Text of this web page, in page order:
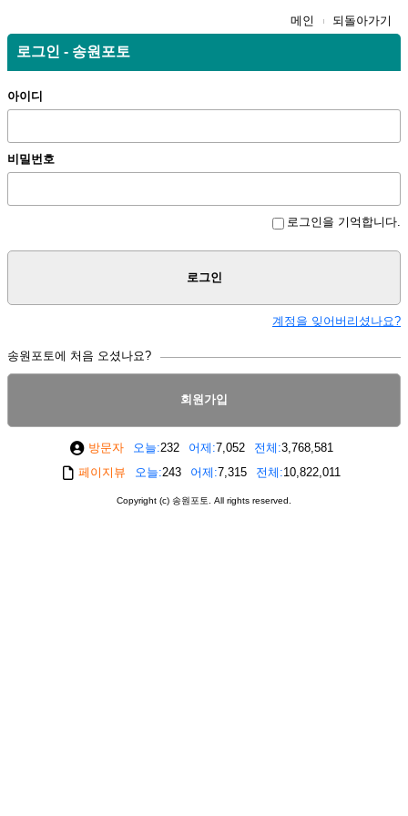
메인 되돌아가기
로그인 - 송원포토
아이디
비밀번호
로그인을 기억합니다.
로그인
계정을 잊어버리셨나요?
송원포토에 처음 오셨나요?
회원가입
방문자 오늘 232 어제 7,052 전체 3,768,581
페이지뷰
오늘 243 어제 7,315 전체 10,822,011
Copyright (c) 송원포토. All rights reserved.